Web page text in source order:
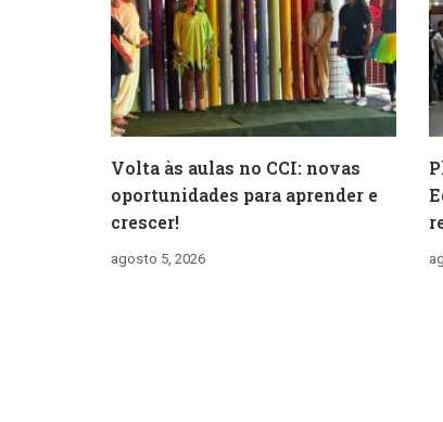
Volta às aulas no CCI: novas
oportunidades para aprender e
crescer!
agosto 5, 2026